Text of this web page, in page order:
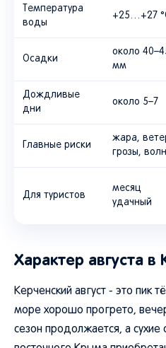
Температура
воды
+25…+27
Осадки
около
мм
Дождливые
дни
около 5–7
Главные риски
жара,
грозы,
Для туристов
месяц
удачный
Характер августа в
Керченский август - это пик
море хорошо прогрето,
сезон продолжается, а сухие